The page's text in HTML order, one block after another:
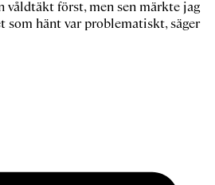
våldtäkt först, men sen märkte jag
som hänt var problematiskt, säger